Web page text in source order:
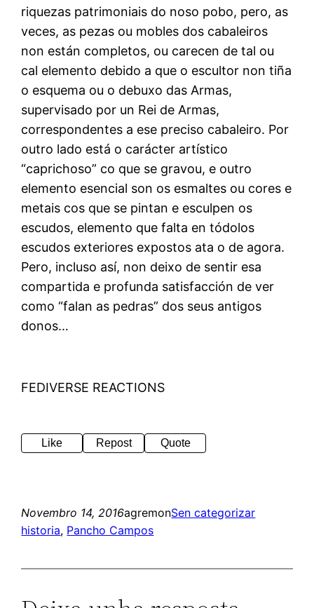
riquezas patrimoniais do noso pobo, pero, as
veces, as pezas ou mobles dos cabaleiros
non están completos, ou carecen de tal ou
cal elemento debido a que o escultor non tiña
o esquema ou o debuxo das Armas,
supervisado por un Rei de Armas,
correspondentes a ese preciso cabaleiro. Por
outro lado está o carácter artístico
“caprichoso” co que se gravou, e outro
elemento esencial son os esmaltes ou cores e
metais cos que se pintan e esculpen os
escudos, elemento que falta en tódolos
escudos exteriores expostos ata o de agora.
Pero, incluso así, non deixo de sentir esa
compartida e profunda satisfacción de ver
como “falan as pedras” dos seus antigos
donos…
FEDIVERSE REACTIONS
Like Repost Quote
Novembro 14, 2016agremonSen categorizar
historia, Pancho Campos